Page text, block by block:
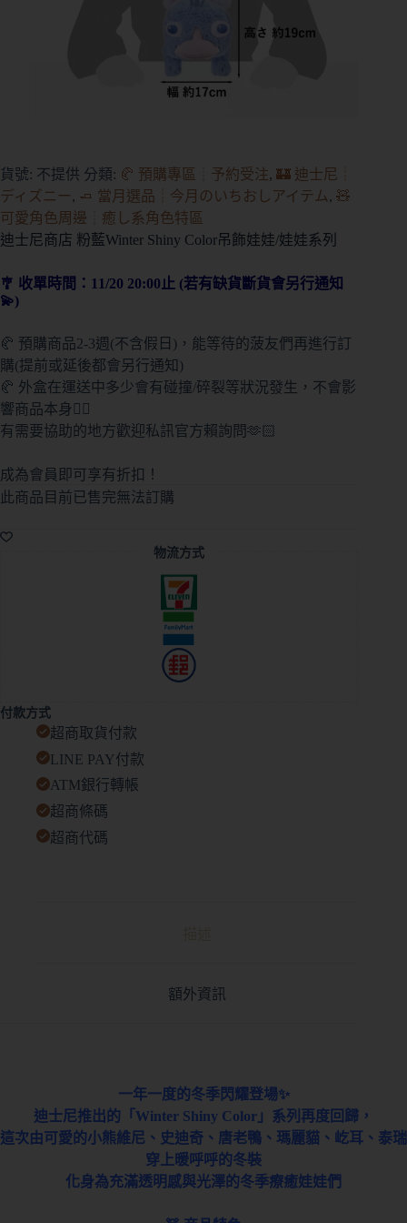
貨號: 不提供 分類: 🥐 預購專區┊予約受注, 🏰 迪士尼┊
ディズニー, 🧈 當月選品┊今月のいちおしアイテム, 🧸
可愛角色周邊┊癒し系角色特區
迪士尼商店 粉藍Winter Shiny Color吊飾娃娃/娃娃系列
🎐 收單時間：11/20 20:00止 (若有缺貨斷貨會另行通知
💫)
🥐 預購商品2-3週(不含假日)，能等待的菠友們再進行訂
購(提前或延後都會另行通知)
🥐 外盒在運送中多少會有碰撞/碎裂等狀況發生，不會影
響商品本身🙇‍♀️
有需要協助的地方歡迎私訊官方賴詢問🫶🏻
成為會員即可享有折扣！
此商品目前已售完無法訂購
A
:
物流方式
付款方式
超商取貨付款
LINE PAY付款
ATM銀行轉帳
超商條碼
超商代碼
額外資訊
一年一度的冬季閃耀登場✨
迪士尼推出的「Winter Shiny Color」系列再度回歸，
這次由可愛的小熊維尼、史迪奇、唐老鴨、瑪麗貓、 屹耳、泰瑞
穿上暖呼呼的冬裝
化身為充滿透明感與光澤的冬季療癒娃娃們